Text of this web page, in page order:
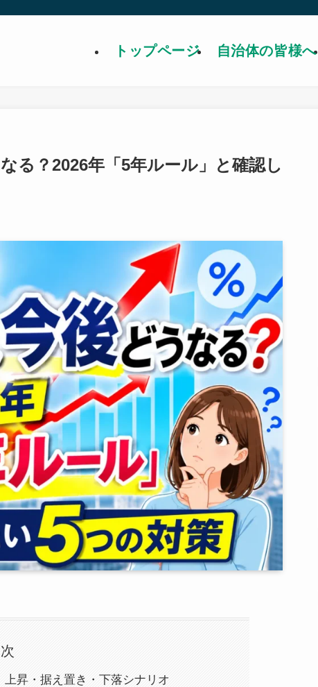
トップページ 自治体の皆様へ
る？2026年「5年ルール」と確認し
昇・据え置き・下落シナリオ